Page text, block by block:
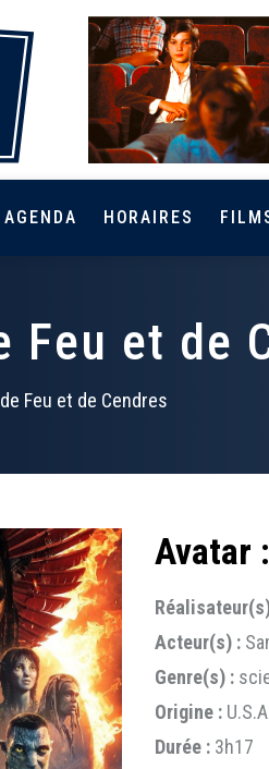
AGENDA HORAIRES
Feu et de
Feu et de Cendres
Avatar
Acteur(s) :
Genre(s) :
Origine :
Durée : 3h17